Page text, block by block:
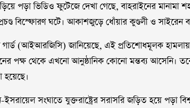
পড়া ভিডিও ফুটেজে দেখা গেছে, বাহরাইনের
বিস্ফোরণ ঘটে। আকাশজুড়ে ধোঁয়ার কুণ্ডলী ও সাইরেন
গার্ড (আইআরজিসি) জানিয়েছে, এই প্রতিশোধমূলক হামলায়
পক্ষ থেকে এখনো আনুষ্ঠানিক কোনো মন্তব্য আসেনি।
হয়েছে।
সংঘাতে যুক্তরাষ্ট্রের সরাসরি জড়িত হয়ে পড়া